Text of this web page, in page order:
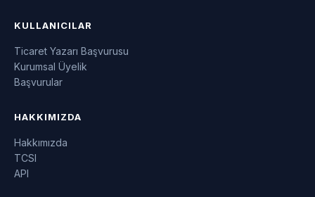
KULLANICILAR
Ticaret Yazarı Başvurusu
Kurumsal Üyelik
Başvurular
HAKKIMIZDA
Hakkımızda
TCSI
API